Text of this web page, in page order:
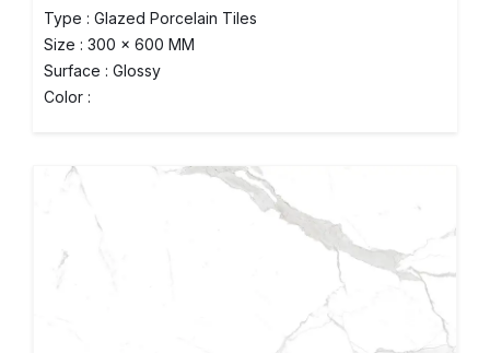
Type : Glazed Porcelain Tiles
Size : 300 x 600 MM
Surface : Glossy
Color :